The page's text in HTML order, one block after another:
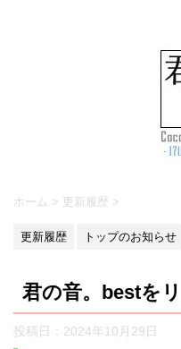
ホーム > 更新履歴 >
更新履歴 トップのお知らせ
君の音。bestを
投稿日： 2024年10月29日